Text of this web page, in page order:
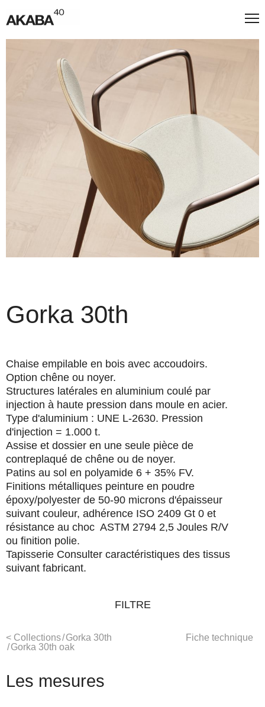
Gorka 30th
Chaise empilable en bois avec accoudoirs.
Option chêne ou noyer.
Structures latérales en aluminium coulé par
injection à haute pression dans moule en acier.
Type d'aluminium : UNE L-2630. Pression
d'injection = 1.000 t.
Assise et dossier en une seule pièce de
contreplaqué de chêne ou de noyer.
Patins au sol en polyamide 6 + 35% FV.
Finitions métalliques peinture en poudre
époxy/polyester de 50-90 microns d'épaisseur
suivant couleur, adhérence ISO 2409 Gt 0 et
résistance au choc ASTM 2794 2,5 Joules R/V
ou finition polie.
Tapisserie Consulter caractéristiques des tissus
suivant fabricant.
FILTRE
< Collections/Gorka 30th
/Gorka 30th oak
Fiche technique
Les mesures